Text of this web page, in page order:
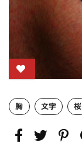
胸 文字 桜